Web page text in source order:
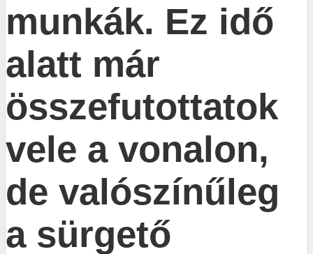
munkák. Ez idő
alatt már
összefutottatok
vele a vonalon,
de valószínűleg
a sürgető